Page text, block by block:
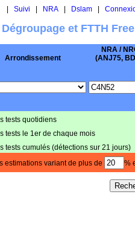
Suivi NRA| Dslam|
Dégroupage et FTTH
Arrondissement
NRA /
(ANJ75,
tests quotidiens
tests le 1er de chaque mois
tests cumulés (détections sur 21 jours)
estimations variant de plus de %